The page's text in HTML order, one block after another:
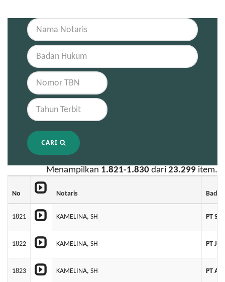
CARI
Menampilkan 1.821-1.830 dari 23.299 item.
No Notaris
1821 KAMELINA, SH PT
1822 KAMELINA, SH PT
1823 KAMELINA, SH PT